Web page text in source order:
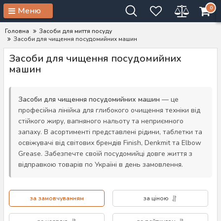
Меню 0
Головна
Засоби для миття посуду
Засоби для чищення посудомийних машин
Засоби для чищення посудомийних
машин
Засоби для чищення посудомийних машин — це
професійна лінійка для глибокого очищення техніки від
стійкого жиру, вапняного нальоту та неприємного
запаху. В асортименті представлені рідини, таблетки та
освіжувачі від світових брендів Finish, Denkmit та Elbow
Grease. Забезпечте своїй посудомийці довге життя з
відправкою товарів по Україні в день замовлення.
за замовчуванням за ціною